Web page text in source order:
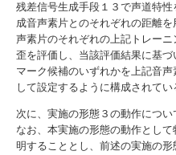
残差信号生成手段１３で声道特
成音声素片とのそれぞれの距離
声素片のそれぞれの上記トレー
歪を評価し、当該評価結果に基
マーク候補のいずれかを上記音声
して設定するように構成されてい
次に、実施の形態３の動作につい
なお、本実施の形態の動作とし
明することとし、前述の実施の